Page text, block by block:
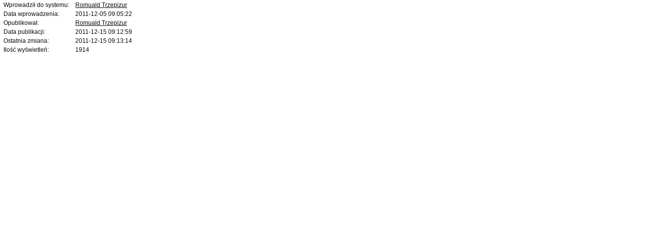
Wprowadził do systemu:
Romuald Trzepizur
Data wprowadzenia:
2011-12-05 09:05:22
Opublikował:
Romuald Trzepizur
Data publikacji:
2011-12-15 09:12:59
Ostatnia zmiana:
2011-12-15 09:13:14
Ilość wyświetleń:
1914